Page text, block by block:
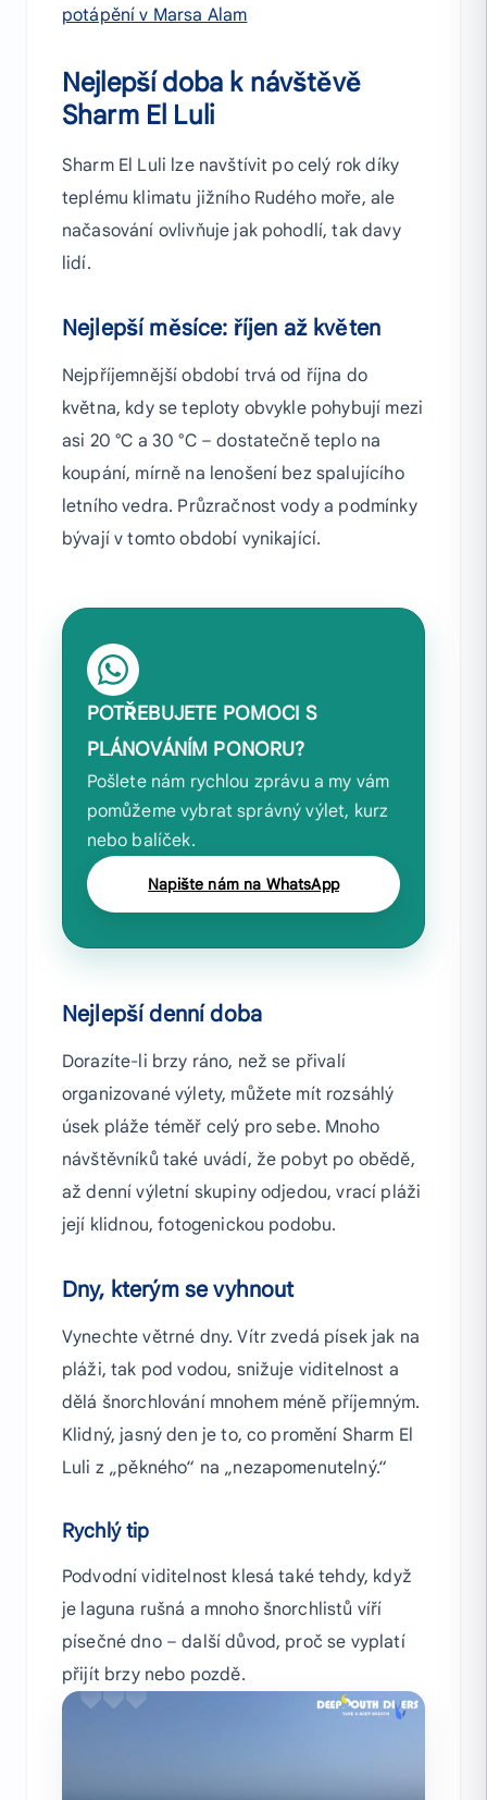
potápění v Marsa Alam
Nejlepší doba k návštěvě
Sharm El Luli
Sharm El Luli lze navštívit po celý rok díky
teplému klimatu jižního Rudého moře, ale
načasování ovlivňuje jak pohodlí, tak davy
lidí.
Nejlepší měsíce: říjen až květen
Nejpříjemnější období trvá od října do
května, kdy se teploty obvykle pohybují mezi
asi 20 °C a 30 °C – dostatečně teplo na
koupání, mírně na lenošení bez spalujícího
letního vedra. Průzračnost vody a podmínky
bývají v tomto období vynikající.
POTŘEBUJETE POMOCI S
PLÁNOVÁNÍM PONORU?
Pošlete nám rychlou zprávu a my vám
pomůžeme vybrat správný výlet, kurz
nebo balíček.
Napište nám na WhatsApp
Nejlepší denní doba
Dorazíte-li brzy ráno, než se přivalí
organizované výlety, můžete mít rozsáhlý
úsek pláže téměř celý pro sebe. Mnoho
návštěvníků také uvádí, že pobyt po obědě,
až denní výletní skupiny odjedou, vrací pláži
její klidnou, fotogenickou podobu.
Dny, kterým se vyhnout
Vynechte větrné dny. Vítr zvedá písek jak na
pláži, tak pod vodou, snižuje viditelnost a
dělá šnorchlování mnohem méně příjemným.
Klidný, jasný den je to, co promění Sharm El
Luli z „pěkného“ na „nezapomenutelný.“
Rychlý tip
Podvodní viditelnost klesá také tehdy, když
je laguna rušná a mnoho šnorchlistů víří
písečné dno – další důvod, proč se vyplatí
přijít brzy nebo pozdě.